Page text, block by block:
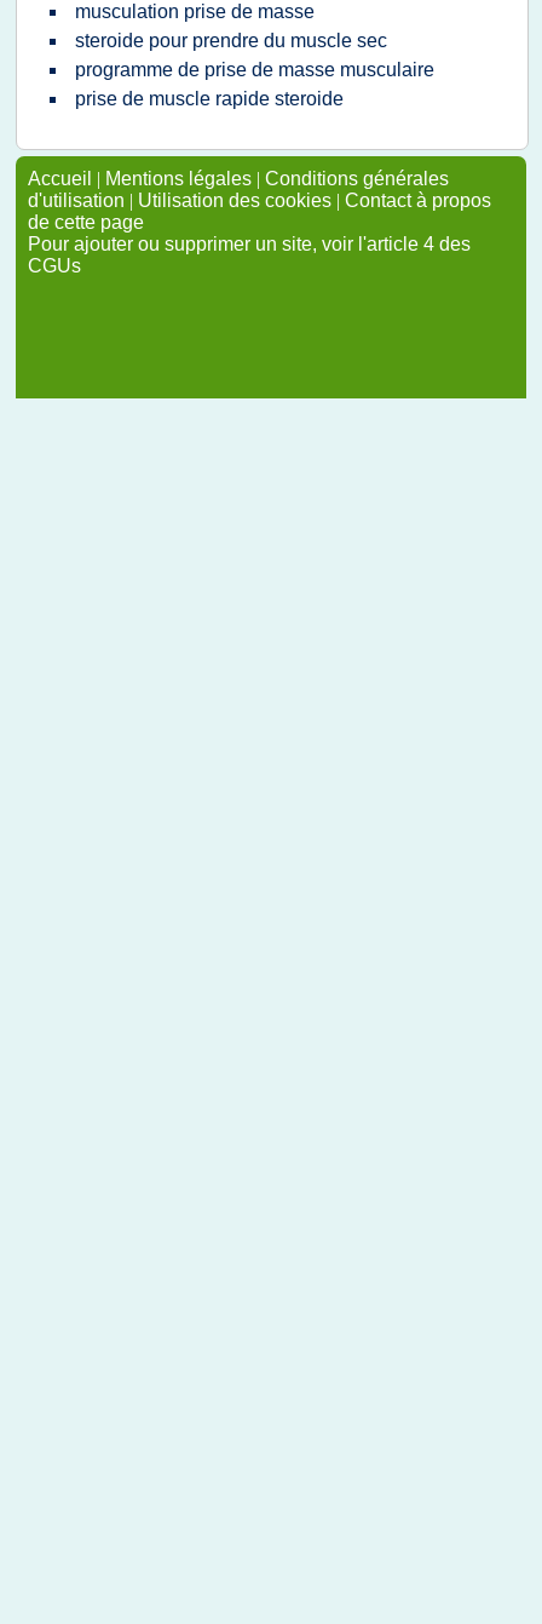
musculation prise de masse
steroide pour prendre du muscle sec
programme de prise de masse musculaire
prise de muscle rapide steroide
Accueil | Mentions légales | Conditions générales
d'utilisation | Utilisation des cookies | Contact à propos
de cette page
Pour ajouter ou supprimer un site, voir l'article 4 des
CGUs